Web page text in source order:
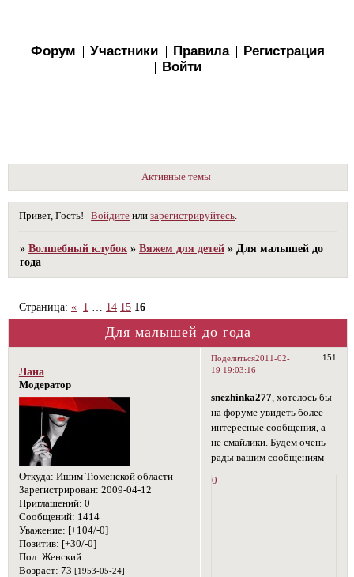
Форум Участники Правила
Регистрация
Войти
Активные темы
Привет, Гость! Войдите илизарегистрируйтесь
»Волшебный клубок »Вяжем для детей » Для малышей до
года
Для малышей до года
Страница:« 1 14 15 16
Поделиться 151
2011-02-
19 19:03:16
Лана
Модератор
Откуда: Ишим Тюменской области
Зарегистрирован: 2009-04-12
Приглашений: 0
Сообщений: 1414
Уважение: [+104/-0]
Позитив: [+30/-0]
Пол: Женский
Возраст: 73 [1953-05-24]
snezhinka277, хотелось бы
на форуме увидеть более
интересные сообщения, а
не смайлики. Будем очень
рады вашим сообщениям
0